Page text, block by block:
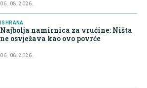
06. 08. 2026.
ISHRANA
Najbolja namirnica za vrućine: Ništa
ne osvježava kao ovo povrće
06. 08. 2026.